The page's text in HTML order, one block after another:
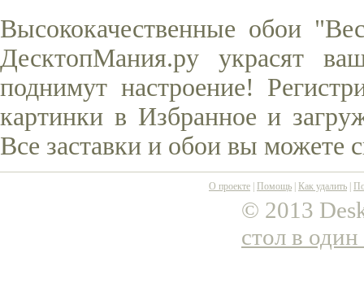
Высококачественные обои
ДесктопМания.ру украсят
поднимут настроение!
картинки в Избранное и
Все заставки и обои вы можете
О проекте Помощь Как удалить
© 2013
стол в